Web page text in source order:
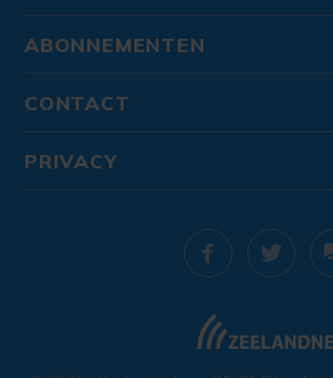
ABONNEMENTEN
CONTACT
PRIVACY